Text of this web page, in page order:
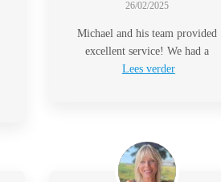
26/02/2025
Michael and his team provided
excellent service! We had a
Lees verder